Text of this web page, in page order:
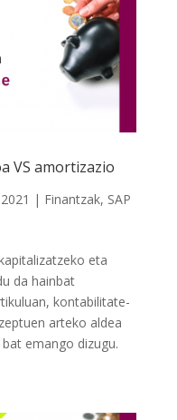
VS amortizazio
| Finantzak, SAP
eta
da hainbat
kontabilitate-
arteko aldea
emango dizugu.